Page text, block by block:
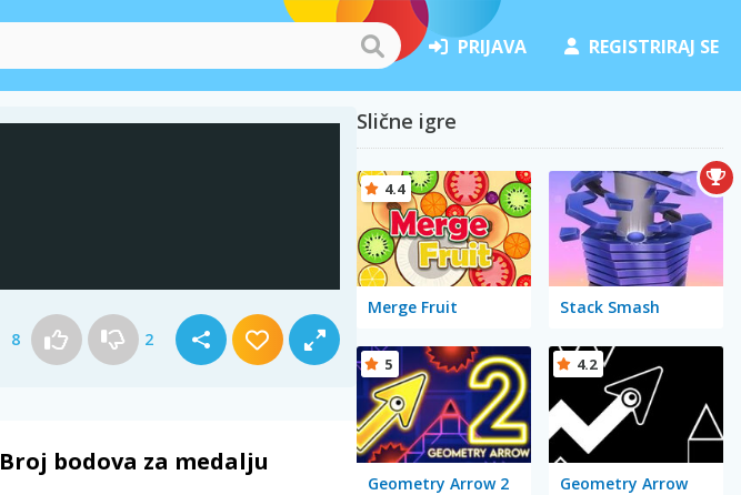
PRIJAVA REGISTRIRAJ SE
8 2
Broj bodova za medalju
Slične igre
Merge Fruit
4.4
Stack Smash
Geometry Arrow 2
5
Geometry Arrow
4.2